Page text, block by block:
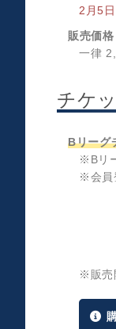
2月5
販売価格
一律
チケ
Bリーグ
※Bリ
※会員
※販売